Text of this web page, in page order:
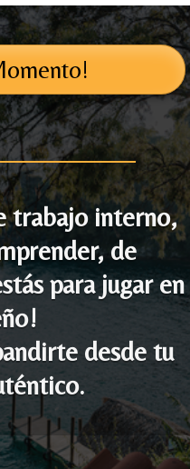
trabajo interno,
de
para jugar en
desde tu